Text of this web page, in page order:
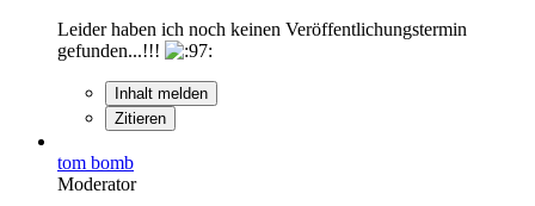
Leider haben ich noch keinen Veröffentlichungstermin
gefunden...!!!
Inhalt melden
Zitieren
tom bomb
Moderator